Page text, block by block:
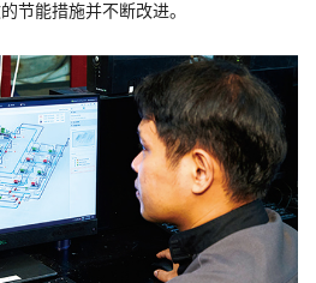
节能措施并不断改进。